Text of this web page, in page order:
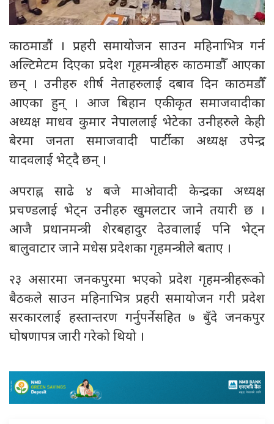
काठमाडौं । प्रहरी समायोजन साउन महिनाभित्र गर्न
अल्टिमेटम दिएका प्रदेश गृहमन्त्रीहरु काठमाडौँ आएका
छन् । उनीहरु शीर्ष नेताहरुलाई दबाव दिन काठमडौँ
आएका हुन् । आज बिहान एकीकृत समाजवादीका
अध्यक्ष माधव कुमार नेपाललाई भेटेका उनीहरुले केही
बेरमा जनता समाजवादी पार्टीका अध्यक्ष उपेन्द्र
यादवलाई भेट्दै छन् ।
अपराह्न साढे ४ बजे माओवादी केन्द्रका अध्यक्ष
प्रचण्डलाई भेट्न उनीहरु खुमलटार जाने तयारी छ ।
आजै प्रधानमन्त्री शेरबहादुर देउवालाई पनि भेट्न
बालुवाटार जाने मधेस प्रदेशका गृहमन्त्रीले बताए ।
२३ असारमा जनकपुरमा भएको प्रदेश गृहमन्त्रीहरूको
बैठकले साउन महिनाभित्र प्रहरी समायोजन गरी प्रदेश
सरकारलाई हस्तान्तरण गर्नुपर्नेसहित ७ बुँदे जनकपुर
घोषणापत्र जारी गरेको थियो ।